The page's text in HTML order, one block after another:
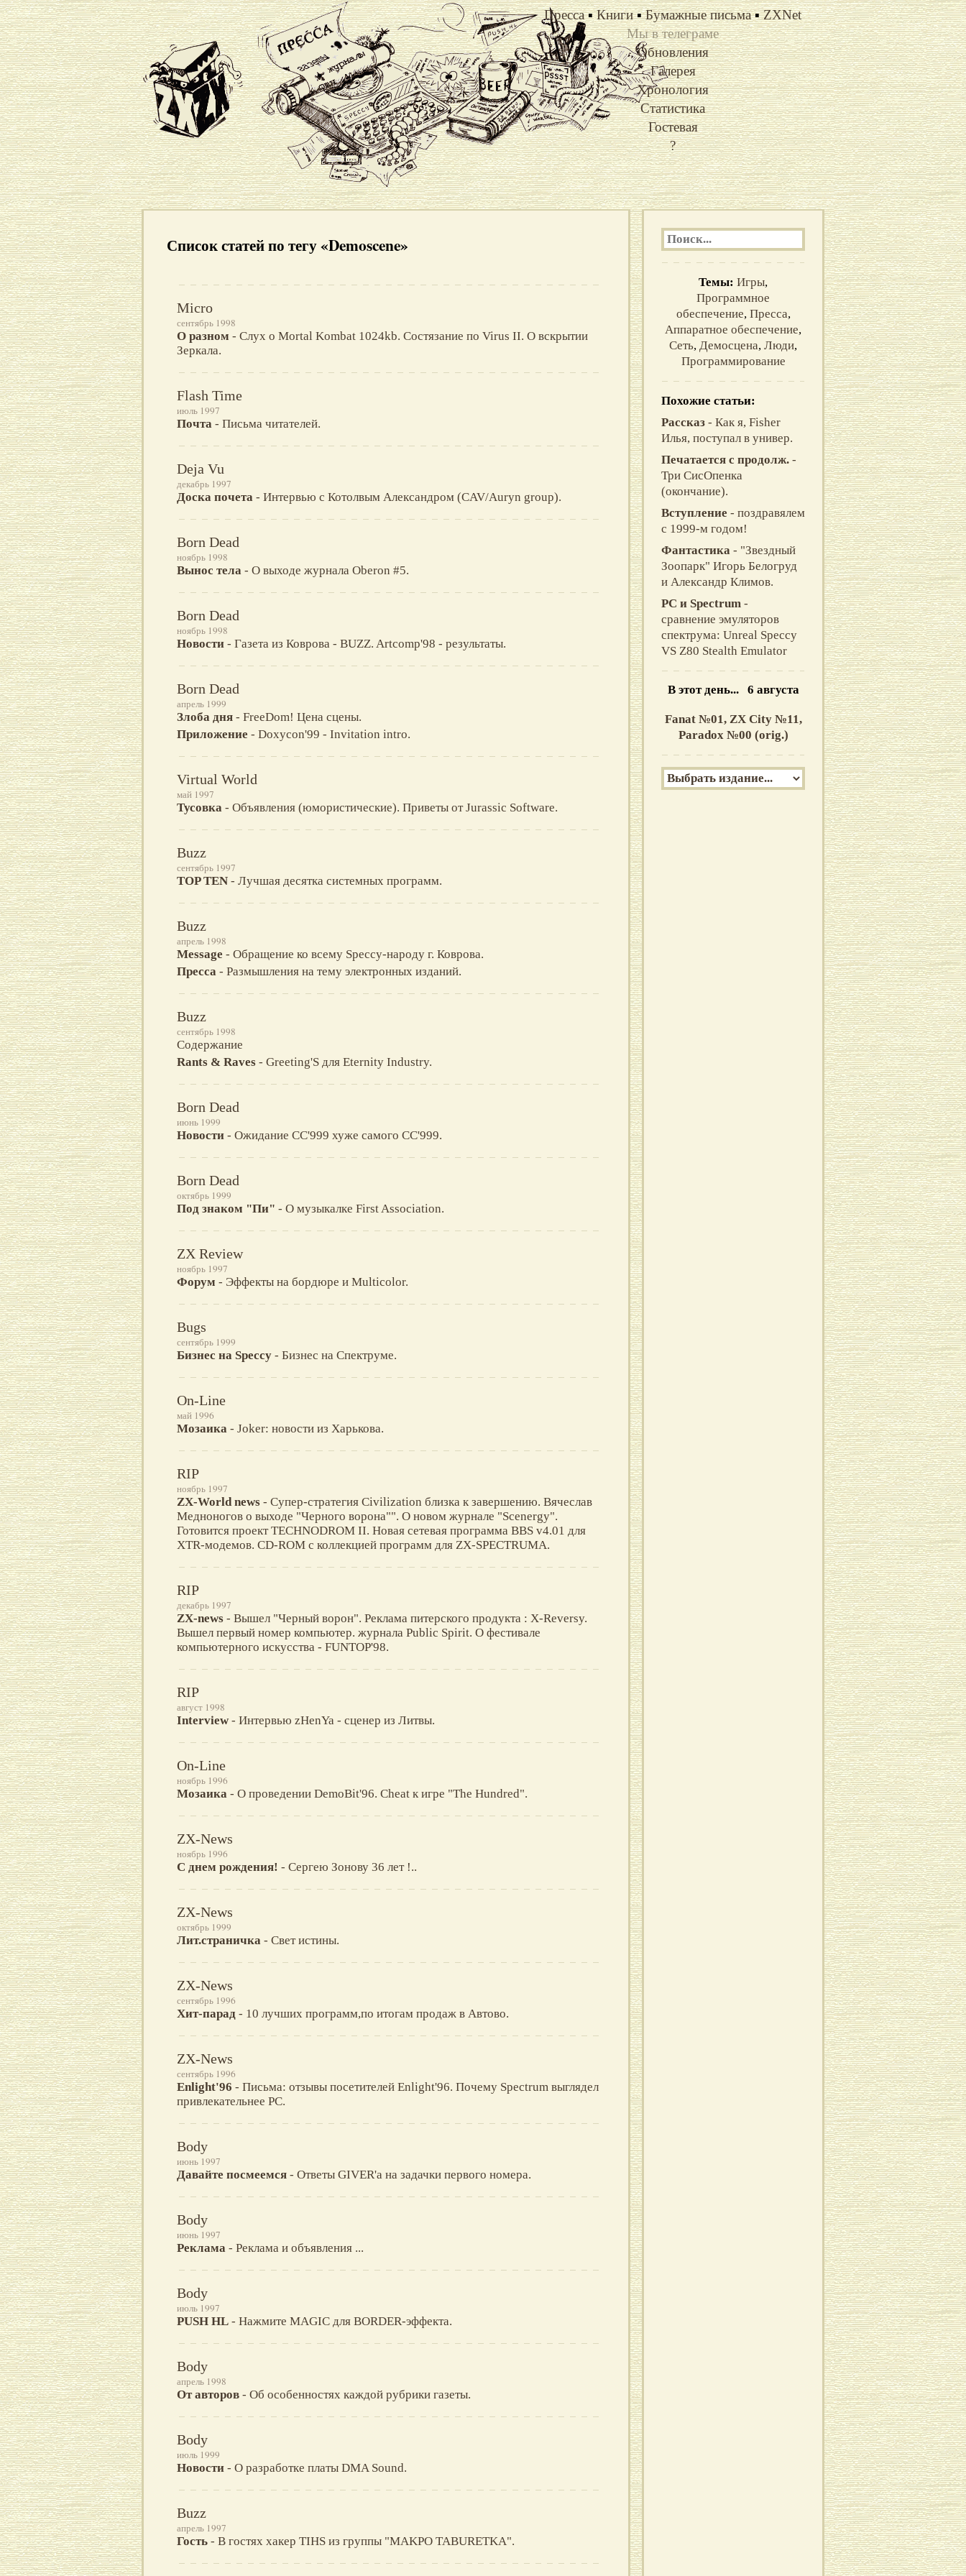
Пресса▪ Книги▪ Бумажные письма▪ ZXNet
Мы в телеграме
Обновления
Галерея
Хронология
Статистика
Гостевая
?
Список статей по тегу «Demoscene»
Micro
сентябрь 1998
О разном - Слух о Mortal Kombat 1024kb. Состязание по Virus II. О вскрытии
Зеркала.
Flash Time
июль 1997
Почта - Письма читателей.
Deja Vu
декабрь 1997
Доска почета - Интервью с Котолвым Александром (CAV/Auryn group).
Born Dead
ноябрь 1998
Вынос тела - О выходе журнала Oberon #5.
Born Dead
ноябрь 1998
Новости - Газета из Коврова - BUZZ. Artcomp'98 - результаты.
Born Dead
апрель 1999
Злоба дня - FreeDom! Цена сцены.
Приложение - Doxycon'99 - Invitation intro.
Virtual World
май 1997
Тусовка - Объявления (юмористические). Приветы от Jurassic Software.
Buzz
сентябрь 1997
TOP TEN - Лучшая десятка системных программ.
Buzz
апрель 1998
Message - Обращение ко всему Speccy-народу г. Коврова.
Пресса - Размышления на тему электронных изданий.
Buzz
сентябрь 1998
Содержание
Rants & Raves - Greeting'S для Eternity Industry.
Born Dead
июнь 1999
Новости - Ожидание CC'999 хуже самого CC'999.
Born Dead
октябрь 1999
Под знаком "Пи" - О музыкалке First Association.
ZX Review
ноябрь 1997
Форум - Эффекты на бордюре и Multicolor.
Bugs
сентябрь 1999
Бизнес на Speccy - Бизнес на Спектруме.
On-Line
май 1996
Мозаика - Joker: новости из Харькова.
RIP
ноябрь 1997
ZX-World news - Супер-стратегия Civilization близка к завершению. Вячеслав
Медноногов о выходе "Черного ворона"". О новом журнале "Scenergy".
Готовится проект TECHNODROM II. Новая сетевая программа BBS v4.01 для
XTR-модемов. CD-ROM с коллекцией программ для ZX-SPECTRUMA.
RIP
декабрь 1997
ZX-news - Вышел "Черный ворон". Реклама питерского продукта : X-Reversy.
Вышел первый номер компьютер. журнала Public Spirit. О фестивале
компьютерного искусства - FUNTOP'98.
RIP
август 1998
Interview - Интервью zHenYa - сценер из Литвы.
On-Line
ноябрь 1996
Мозаика - О проведении DemoBit'96. Cheat к игре "The Hundred".
ZX-News
ноябрь 1996
С днем рождения! - Сергею Зонову 36 лет !..
ZX-News
октябрь 1999
Лит.страничка - Свет истины.
ZX-News
сентябрь 1996
Хит-парад - 10 лучших программ,по итогам продаж в Автово.
ZX-News
сентябрь 1996
Enlight'96 - Письма: отзывы посетителей Enlight'96. Почему Spectrum выглядел
привлекательнее PC.
Body
июнь 1997
Давайте посмеемся - Ответы GIVER'a на задачки первого номера.
Body
июнь 1997
Реклама - Реклама и объявления ...
Body
июль 1997
PUSH HL - Нажмите MAGIC для BORDER-эффекта.
Body
апрель 1998
От авторов - Об особенностях каждой рубрики газеты.
Body
июль 1999
Новости - О разработке платы DMA Sound.
Buzz
апрель 1997
Гость - В гостях хакер TIHS из группы "MAKPO TABURETKA".
Темы: Игры,
Программное
обеспечение, Пресса,
Аппаратное обеспечение,
Сеть, Демосцена, Люди,
Программирование
Похожие статьи:
Рассказ - Как я, Fisher
Илья, поступал в универ.
Печатается с продолж. -
Три СисОпенка
(окончание).
Вступление - поздравялем
с 1999-м годом!
Фантастика - "Звездный
Зоопарк" Игoрь Белoгруд
и Александр Климoв.
PC и Spectrum -
сравнение эмуляторов
спектрума: Unreal Speccy
VS Z80 Stealth Emulator
В этот день... 6 августа
Fanat №01, ZX City №11,
Paradox №00 (orig.)